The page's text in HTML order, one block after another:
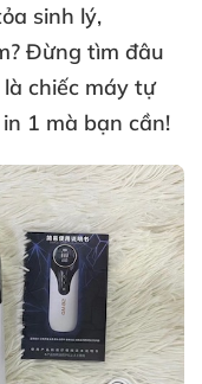
sinh lý,
? Đừng tìm đâu
chiếc máy tự
1 mà bạn cần!